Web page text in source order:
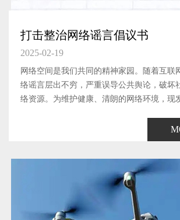
打击整治网络谣言倡议书
2025-02-19
网络空间是我们共同的精神家园。随着互联
络谣言层出不穷，严重误导公共舆论，破坏
络资源。为维护健康、清朗的网络环境，现
要多方查证，不随意转发未经证实的信息；